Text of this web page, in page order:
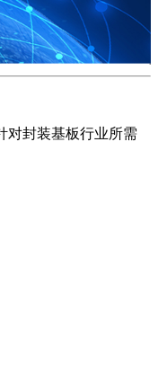
对封装基板行业所需